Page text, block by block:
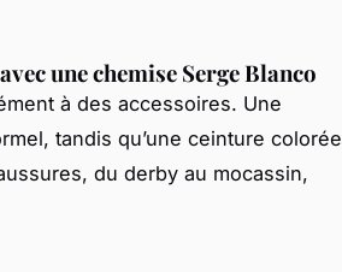
une chemise Serge Blanco
à des accessoires. Une
tandis qu’une ceinture colorée
du derby au mocassin,